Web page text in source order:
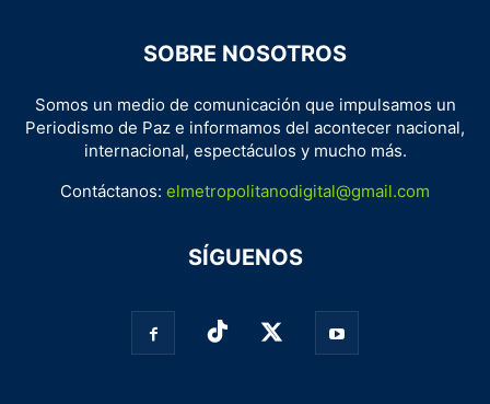
SOBRE NOSOTROS
Somos un medio de comunicación que impulsamos un
Periodismo de Paz e informamos del acontecer nacional,
internacional, espectáculos y mucho más.
Contáctanos: elmetropolitanodigital@gmail.com
SÍGUENOS